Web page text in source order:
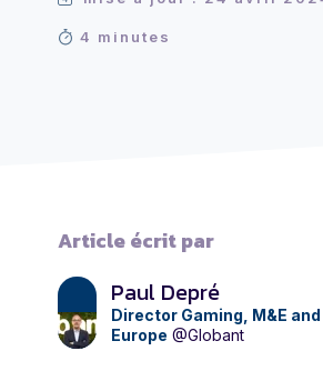
4 minutes
Article écrit par
Paul Depré
Director Gaming, M&E and
Europe @Globant